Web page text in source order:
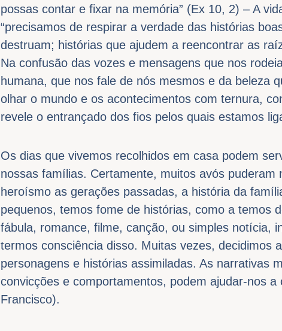
possas contar e fixar na memória” (Ex 10, 2) – A
“precisamos de respirar a verdade das histórias
destruam; histórias que ajudem a reencontrar as
Na confusão das vozes e mensagens que nos
humana, que nos fale de nós mesmos e da beleza
olhar o mundo e os acontecimentos com ternura,
revele o entrançado dos fios pelos quais estamos
Os dias que vivemos recolhidos em casa podem
nossas famílias. Certamente, muitos avós
heroísmo as gerações passadas, a história da
pequenos, temos fome de histórias, como a temos
fábula, romance, filme, canção, ou simples notícia,
termos consciência disso. Muitas vezes, decidimos
personagens e histórias assimiladas. As narrativas
convicções e comportamentos, podem ajudar-nos
Francisco).